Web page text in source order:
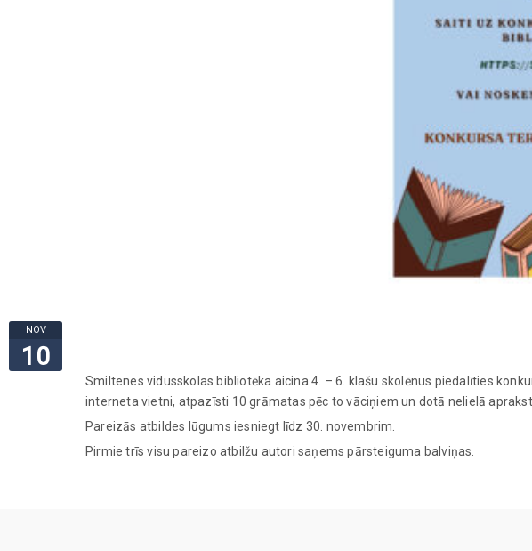
NOV
10
Smiltenes vidusskolas bibliotēka aicina 4. – 6. klašu skolēnus piedalīties
interneta vietni, atpazīsti 10 grāmatas pēc to vāciņiem un dotā nelielā
Pareizās atbildes lūgums iesniegt līdz 30. novembrim.
Pirmie trīs visu pareizo atbilžu autori saņems pārsteiguma balviņas.